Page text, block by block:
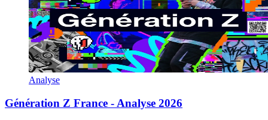
Analyse
Génération Z France - Analyse 2026